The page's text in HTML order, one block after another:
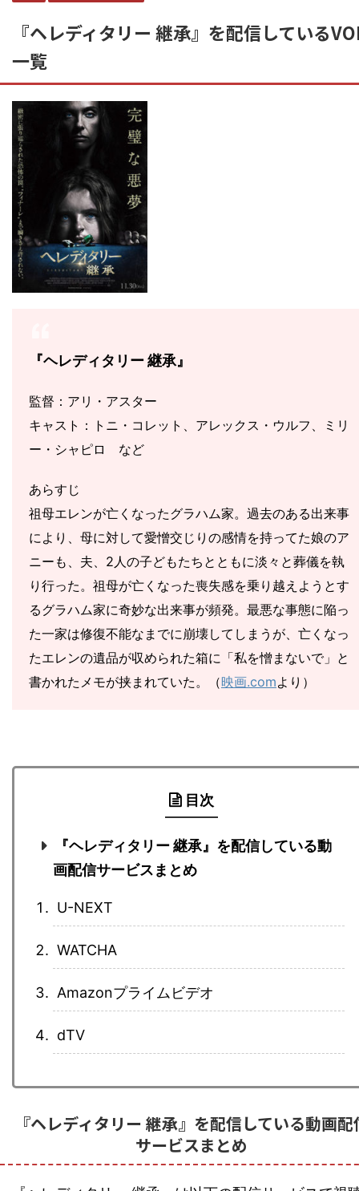
『ヘレディタリー 継承』を配信している
一覧
『ヘレディタリー 継承』
監督：アリ・アスター
キャスト：トニ・コレット、アレックス・ウルフ、ミリ
ー・シャピロ など
あらすじ
祖母エレンが亡くなったグラハム家。過去のある出来事
により、母に対して愛憎交じりの感情を持ってた娘のア
ニーも、夫、2人の子どもたちとともに淡々と葬儀を執
り行った。祖母が亡くなった喪失感を乗り越えようとす
るグラハム家に奇妙な出来事が頻発。最悪な事態に陥っ
た一家は修復不能なまでに崩壊してしまうが、亡くなっ
たエレンの遺品が収められた箱に「私を憎まないで」と
書かれたメモが挟まれていた。（映画.comより）
目次
『ヘレディタリー 継承』を配信している動
画配信サービスまとめ
U-NEXT
WATCHA
Amazonプライムビデオ
dTV
『ヘレディタリー 継承』を配信している動画配
サービスまとめ